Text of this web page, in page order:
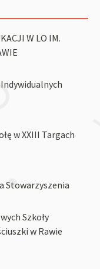
W LO IM.
w XXIII Targach
Stowarzyszenia
Szkoły
w Rawie